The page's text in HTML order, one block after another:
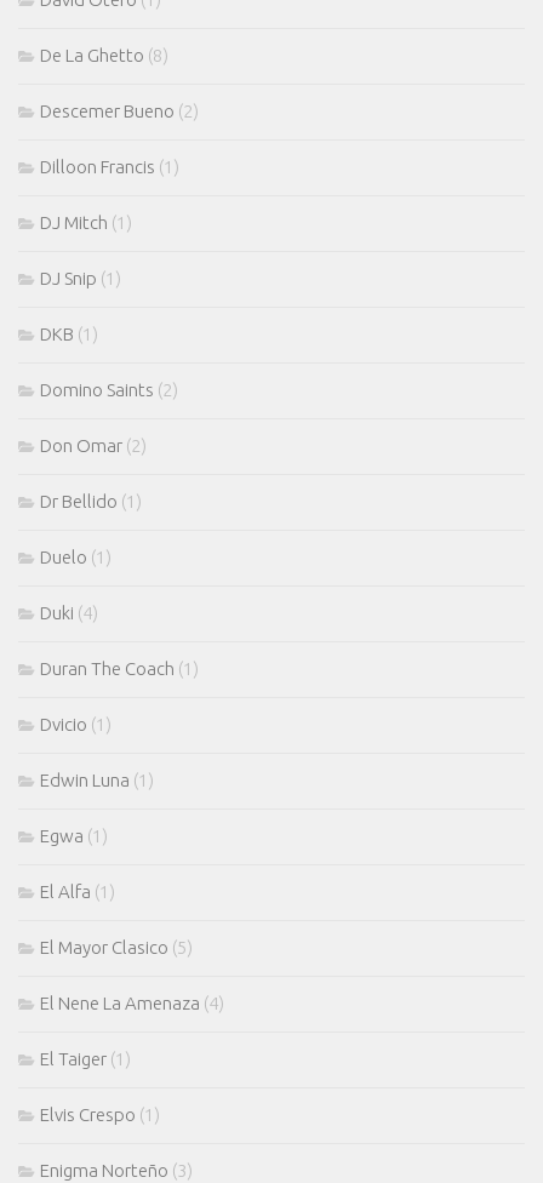
De La Ghetto (8)
Descemer Bueno (2)
Dilloon Francis (1)
DJ Mitch (1)
DJ Snip (1)
DKB (1)
Domino Saints (2)
Don Omar (2)
Dr Bellido (1)
Duelo (1)
Duki (4)
Duran The Coach (1)
Dvicio (1)
Edwin Luna (1)
Egwa (1)
El Alfa (1)
El Mayor Clasico (5)
El Nene La Amenaza (4)
El Taiger (1)
Elvis Crespo (1)
Enigma Norteño (3)